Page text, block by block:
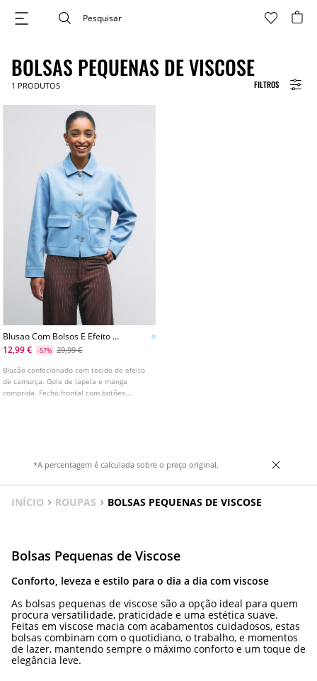
FILTROS
BOLSAS PEQUENAS DE VISCOSE
1 PRODUTOS
Blusao Com Bolsos E Efeito De
Camurca
12,99 € -57% 29,99 €
Blusão confecionado com tecido de efeito
de camurça. Gola de lapela e manga
comprida. Fecho frontal com botões.
*A percentagem é calculada sobre o preço original.
INÍCIO ROUPAS BOLSAS PEQUENAS DE VISCOSE
Bolsas Pequenas de Viscose
Conforto, leveza e estilo para o dia a dia com viscose
As bolsas pequenas de viscose são a opção ideal para quem
procura versatilidade, praticidade e uma estética suave.
Feitas em viscose macia com acabamentos cuidadosos, estas
bolsas combinam com o quotidiano, o trabalho, e momentos
de lazer, mantendo sempre o máximo conforto e um toque de
elegância leve.